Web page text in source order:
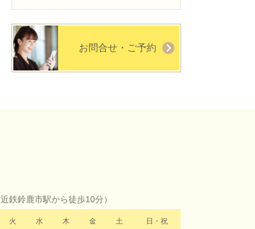
お問合せ・ご予約
近鉄鈴鹿市駅から徒歩10分）
火 水 木 金 土 日・祝